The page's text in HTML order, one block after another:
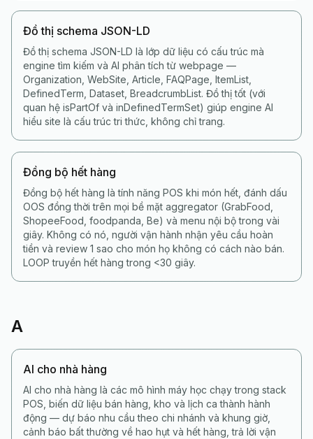
Đồ thị schema JSON-LD
Đồ thị schema JSON-LD là lớp dữ liệu có cấu trúc mà
engine tìm kiếm và AI phân tích từ webpage —
Organization, WebSite, Article, FAQPage, ItemList,
DefinedTerm, Dataset, BreadcrumbList. Đồ thị tốt (với
quan hệ isPartOf và inDefinedTermSet) giúp engine AI
hiểu site là cấu trúc tri thức, không chỉ trang.
Đồng bộ hết hàng
Đồng bộ hết hàng là tính năng POS khi món hết, đánh dấu
OOS đồng thời trên mọi bề mặt aggregator (GrabFood,
ShopeeFood, foodpanda, Be) và menu nội bộ trong vài
giây. Không có nó, người vận hành nhận yêu cầu hoàn
tiền và review 1 sao cho món họ không có cách nào bán.
LOOP truyền hết hàng trong <30 giây.
A
AI cho nhà hàng
AI cho nhà hàng là các mô hình máy học chạy trong stack
POS, biến dữ liệu bán hàng, kho và lịch ca thành hành
động — dự báo nhu cầu theo chi nhánh và khung giờ,
cảnh báo bất thường về hao hụt và hết hàng, trả lời vận